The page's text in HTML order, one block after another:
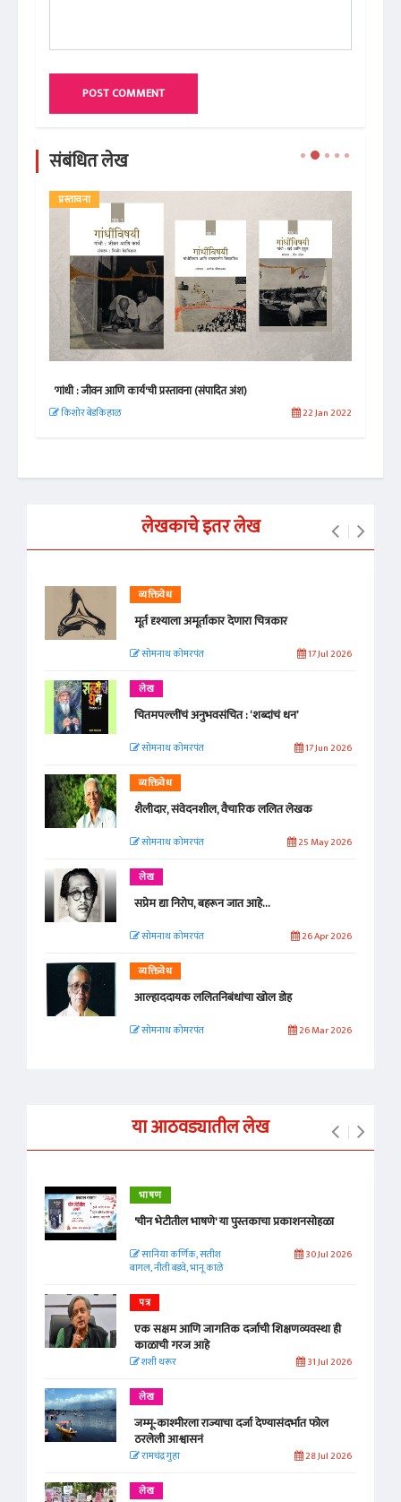
POST COMMENT
संबंधित लेख
प्रस्तावना
'गांधी : जीवन आणि कार्य'ची प्रस्तावना (संपादित अंश)
किशोर बेडकिहाळ 22 Jan 2022
लेखकाचे इतर लेख
व्यक्तिवेध
मूर्त दृश्याला अमूर्ताकार देणारा चित्रकार
सोमनाथ कोमरपंत 17 Jul 2026
लेख
चितमपल्लींचं अनुभवसंचित : ‘शब्दांचं धन’
सोमनाथ कोमरपंत 17 Jun 2026
व्यक्तिवेध
शैलीदार, संवेदनशील, वैचारिक ललित लेखक
सोमनाथ कोमरपंत 25 May 2026
लेख
सप्रेम द्या निरोप, बहरून जात आहे...
सोमनाथ कोमरपंत 26 Apr 2026
व्यक्तिवेध
आल्हाददायक ललितनिबंधांचा खोल डोह
सोमनाथ कोमरपंत 26 Mar 2026
या आठवड्यातील लेख
भाषण
'चीन भेटीतील भाषणे' या पुस्तकाचा प्रकाशनसोहळा
सानिया कर्णिक, सतीश
बागल, नीती बडवे, भानू काळे
30 Jul 2026
पत्र
एक सक्षम आणि जागतिक दर्जाची शिक्षणव्यवस्था ही
काळाची गरज आहे
शशी थरूर 31 Jul 2026
लेख
जम्मू-काश्मीरला राज्याचा दर्जा देण्यासंदर्भात फोल
ठरलेली आश्वासनं
रामचंद्र गुहा 28 Jul 2026
लेख